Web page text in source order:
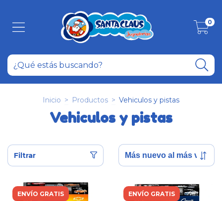
0
Inicio > Productos > Vehiculos y pistas
Vehiculos y pistas
Filtrar
ENVÍO GRATIS ENVÍO GRATIS